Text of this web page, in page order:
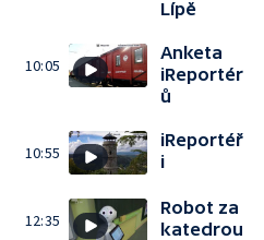
Lípě
10:05
Anketa
iReportér
ů
10:55
iReportéř
i
12:35
Robot za
katedrou